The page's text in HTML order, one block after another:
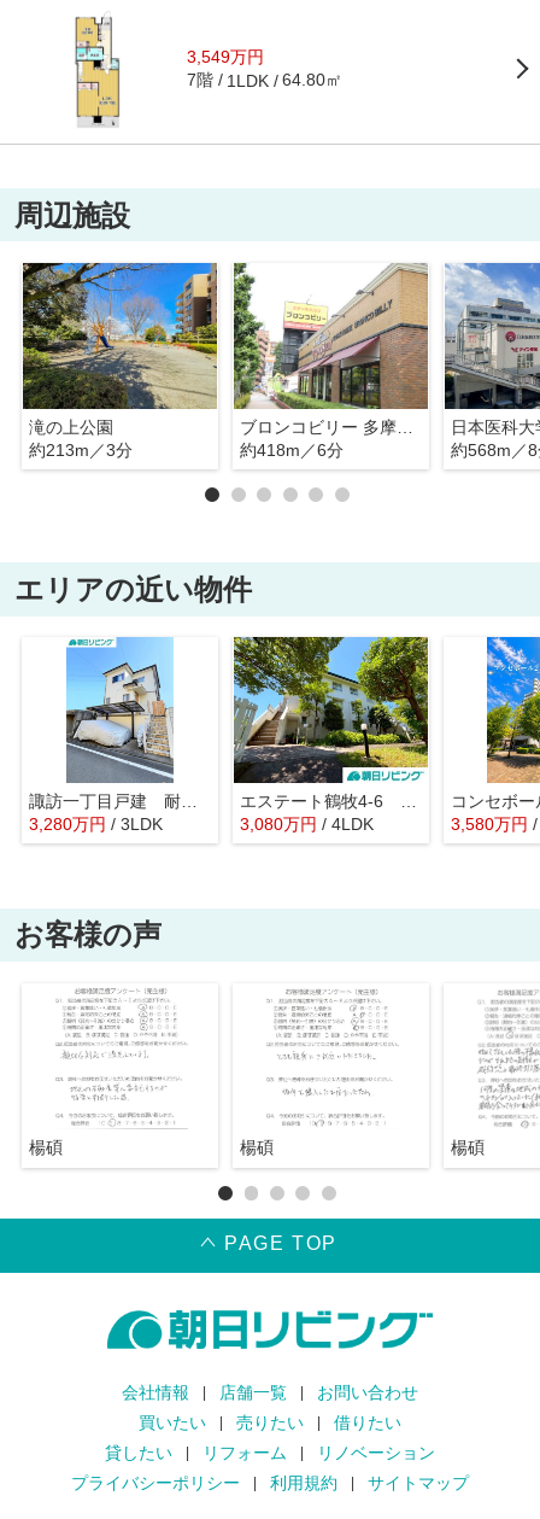
3,549万円
7階 1LDK 64.80㎡
周辺施設
滝の上公園
約213m／3分
ブロンコビリー 多摩ニュータウン通り店
約418m／6分
約568m／
エリアの近い物件
諏訪一丁目戸建 耐震診断！補強工事実施！室内キレイ！
3,280万円 / 3LDK
3,080万円 / 4LDK 3,580万円
お客様の声
楊碩 楊碩 楊碩
PAGE TOP
会社情報 店舗一覧
お問い合わせ
買いたい
売りたい
借りたい
貸したい
リフォーム
リノベーション
プライバシーポリシー
利用規約 サイトマップ